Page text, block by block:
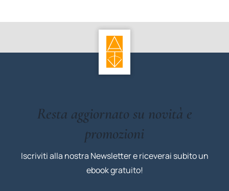
Resta aggiornato su novità e
promozioni
Iscriviti alla nostra Newsletter e riceverai subito un
ebook gratuito!